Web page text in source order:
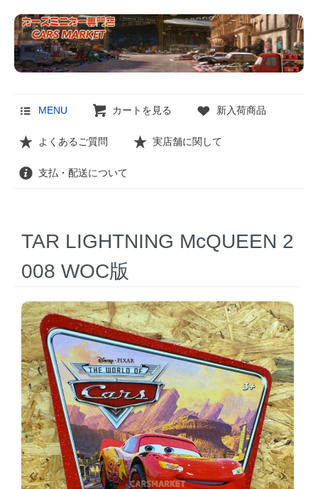
MENU カートを見る 新入荷商品
よくあるご質問 実店舗に関して
支払・配送について
TAR LIGHTNING McQUEEN 2
008 WOC版